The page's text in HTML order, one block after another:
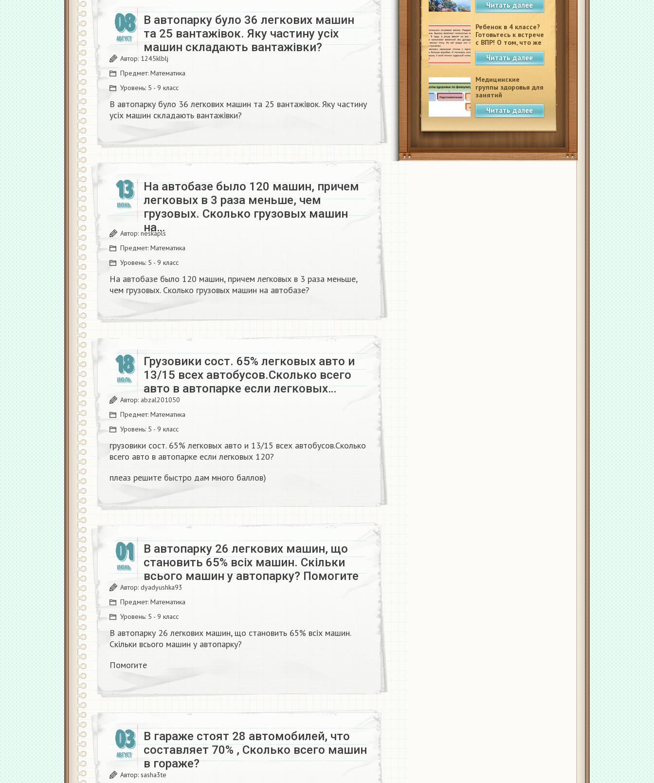
Читать далее
Ребенок в 4 классе?
Готовьтесь к встрече
с ВПР! О том, что же
это такое.
Читать далее
Медицинские
группы здоровья для
занятий
физкультурой в
школеЧитать далее
08
АВГУСТ
В автопарку було 36 легкових машин
та 25 вантажівок. Яку частину усіх
машин складають вантажівки?
Автор: 1245klblj
Предмет: Математика
Уровень: 5 - 9 класс
В автопарку було 36 легкових машин та 25 вантажівок. Яку частину
усіх машин складають вантажівки?
13
ИЮНЬ
На автобазе было 120 машин, причем
легковых в 3 раза меньше, чем
грузовых. Сколько грузовых машин
на…
Автор: neskapls
Предмет: Математика
Уровень: 5 - 9 класс
На автобазе было 120 машин, причем легковых в 3 раза меньше,
чем грузовых. Сколько грузовых машин на автобазе?
18
ИЮЛЬ
Грузовики сост. 65% легковых авто и
13/15 всех автобусов.Сколько всего
авто в автопарке если легковых…
Автор: abzal201050
Предмет: Математика
Уровень: 5 - 9 класс
грузовики сост. 65% легковых авто и 13/15 всех автобусов.Сколько
всего авто в автопарке если легковых 120?
плеаз решите быстро дам много баллов)
01
ИЮНЬ
В автопарку 26 легкових машин, що
становить 65% всіх машин. Скільки
всього машин у автопарку? Помогите
Автор: dyadyushka93
Предмет: Математика
Уровень: 5 - 9 класс
В автопарку 26 легкових машин, що становить 65% всіх машин.
Скільки всього машин у автопарку?
Помогите
03
АВГУСТ
В гараже стоят 28 автомобилей, что
составляет 70% , Сколько всего машин
в гораже?​
Автор: sasha3te